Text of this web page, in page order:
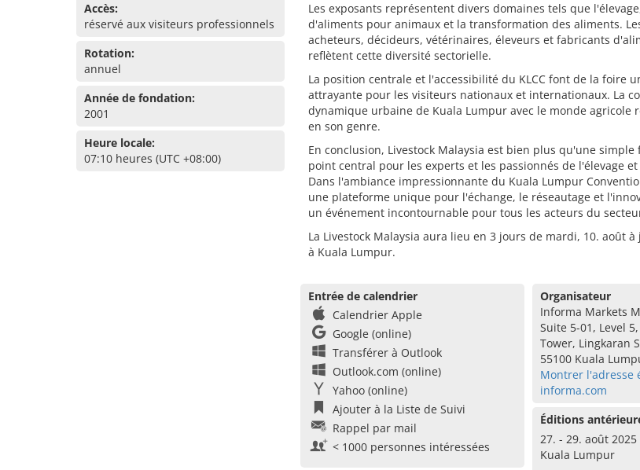
Accès:
réservé aux visiteurs professionnels
Rotation:
annuel
Année de fondation:
2001
Heure locale:
07:10 heures (UTC +08:00)
Les exposants représentent divers domaines tels que
d'aliments pour animaux et la transformation des aliments.
acheteurs, décideurs, vétérinaires, éleveurs et fabricants
reflètent cette diversité sectorielle.
La position centrale et l'accessibilité du KLCC font de la foire
attrayante pour les visiteurs nationaux et internationaux. La
dynamique urbaine de Kuala Lumpur avec le monde agricole
en son genre.
En conclusion, Livestock Malaysia est bien plus qu'une simple
point central pour les experts et les passionnés de l'élevage
Dans l'ambiance impressionnante du Kuala Lumpur
une plateforme unique pour l'échange, le réseautage et
un événement incontournable pour tous les acteurs du
La Livestock Malaysia aura lieu en 3 jours de mardi, 10. août
à Kuala Lumpur.
Entrée de calendrier
Calendrier Apple
Google (online)
Transférer à Outlook
Outlook.com (online)
Yahoo (online)
Ajouter à la Liste de Suivi
Rappel par mail
< 1000 personnes intéressées
Organisateur
Informa Markets
Suite 5-01, Level
Tower, Lingkaran
55100 Kuala
Montrer l'adresse
informa.com
Éditions
27. - 29. août 2025
Kuala Lumpur